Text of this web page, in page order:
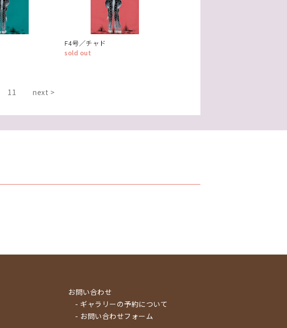
F4号／チャド
sold out
11 next >
お問い合わせ
- ギャラリーの予約について
- お問い合わせフォーム